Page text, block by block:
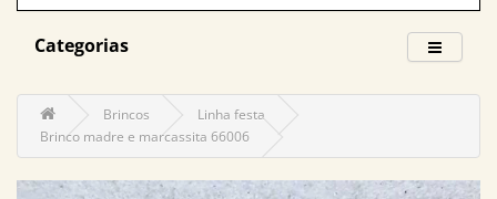
Categorias
Brincos
Linha festa
Brinco madre e marcassita 66006